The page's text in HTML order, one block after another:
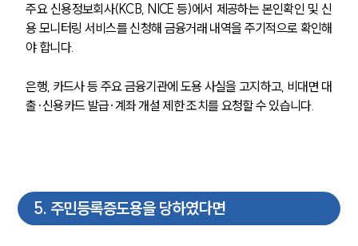
언론보도
공지사항
뉴스레터/브로슈어
세미나
주요 신용정보회사(KCB, NICE 등)에서 제공하는 본인확인 및 신
용 모니터링 서비스를 신청해 금융거래 내역을 주기적으로 확인해
야 합니다.
은행, 카드사 등 주요 금융기관에 도용 사실을 고지하고, 비대면 대
출·신용카드 발급·계좌 개설 제한 조치를 요청할 수 있습니다.
5. 주민등록증도용을 당하였다면